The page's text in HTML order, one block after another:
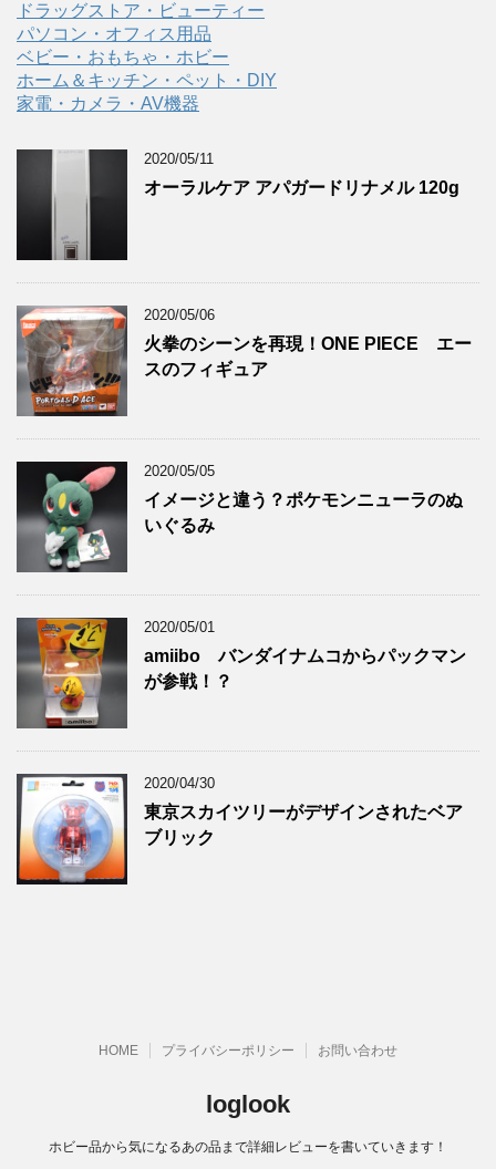
ドラッグストア・ビューティー
パソコン・オフィス用品
ベビー・おもちゃ・ホビー
ホーム＆キッチン・ペット・DIY
家電・カメラ・AV機器
2020/05/11
オーラルケア アパガードリナメル 120g
2020/05/06
火拳のシーンを再現！ONE PIECE エー
スのフィギュア
2020/05/05
イメージと違う？ポケモンニューラのぬ
いぐるみ
2020/05/01
amiibo バンダイナムコからパックマン
が参戦！？
2020/04/30
東京スカイツリーがデザインされたベア
ブリック
HOME プライバシーポリシー お問い合わせ
loglook
ホビー品から気になるあの品まで詳細レビューを書いていきます！